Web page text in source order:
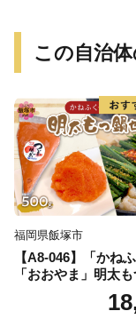
この自治
福岡県飯塚市
【A8-046】「かね
「おおやま」明太
ト(絞って使える明